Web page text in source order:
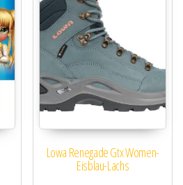
Lowa Renegade Gtx Women-
Eisblau-Lachs